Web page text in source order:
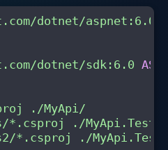
dotnet/aspnet:6.0
dotnet/sdk:6.0 AS
./MyApi/
*.csproj ./
*.csproj ./